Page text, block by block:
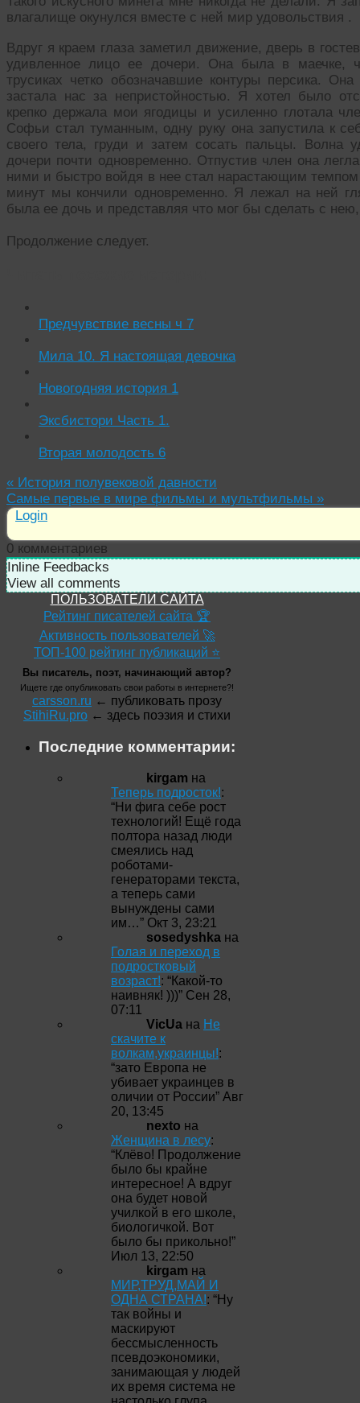
влагалище окунулся вместе с ней мир удовольствия .
Вдруг я краем глаза заметил движение, дверь в
удивленное лицо ее дочери. Она была в маечке,
трусиках четко обозначавшие контуры персика.
застала нас за непристойностью. Я хотел было
крепко держала мои ягодицы и усиленно глотала
Софьи стал туманным, одну руку она запустила к
своего тела, груди и затем сосать пальцы. Волна
дочери почти одновременно. Отпустив член она
ними и быстро войдя в нее стал нарастающим
минут мы кончили одновременно. Я лежал на ней
была ее дочь и представляя что мог бы сделать с
Продолжение следует.
Предчувствие весны ч 7
Мила 10. Я настоящая девочка
Новогодняя история 1
Эксбистори Часть 1.
Вторая молодость 6
« История полувековой давности
Самые первые в мире фильмы и мультфильмы »
Login
0 комментариев
Inline Feedbacks
View all comments
ПОЛЬЗОВАТЕЛИ САЙТА
Рейтинг писателей сайта 🏆
Активность пользователей 🚀
ТОП-100 рейтинг публикаций ⭐
Вы писатель, поэт, начинающий автор?
Ищете где опубликовать свои работы в интернете?!
carsson.ru ← публиковать прозу
StihiRu.pro ← здесь поэзия и стихи
Последние комментарии:
kirgam на
Теперь подросток!:
“Ни фига себе рост
технологий! Ещё года
полтора назад люди
смеялись над
роботами-
генераторами текста,
а теперь сами
вынуждены сами
им…” Окт 3, 23:21
sosedyshka на
Голая и переход в
подростковый
возраст!: “Какой-то
наивняк! )))” Сен 28,
07:11
VicUa на Не
скачите к
волкам,украинцы!:
“зато Европа не
убивает украинцев в
оличии от России” Авг
20, 13:45
nexto на
Женщина в лесу:
“Клёво! Продолжение
было бы крайне
интересное! А вдруг
она будет новой
училкой в его школе,
биологичкой. Вот
было бы прикольно!”
Июл 13, 22:50
kirgam на
МИР,ТРУД,МАЙ И
ОДНА СТРАНА!: “Ну
так войны и
маскируют
бессмысленность
псевдоэкономики,
занимающая у людей
их время система не